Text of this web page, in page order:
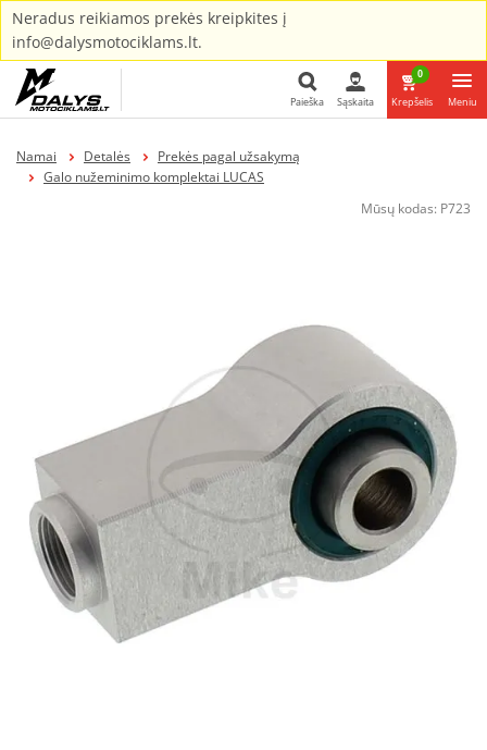
Neradus reikiamos prekės kreipkites į
info@dalysmotociklams.lt.
Paieška Sąskaita
0
Krepšelis Meniu
Namai Detalės
Prekės pagal užsakymą
Galo nužeminimo komplektai LUCAS
Mūsų kodas: P723